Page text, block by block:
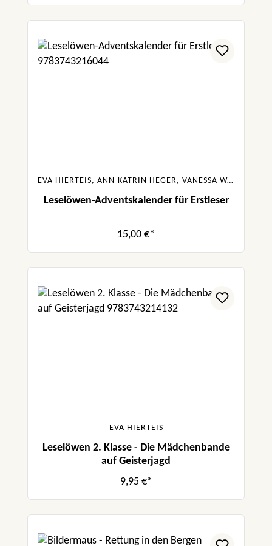
EVA HIERTEIS, ANN-KATRIN HEGER, VANESSA WALDER, ANNA TAUBE
Leselöwen-Adventskalender für Erstleser
15,00 €*
EVA HIERTEIS
Leselöwen 2. Klasse - Die Mädchenbande
auf Geisterjagd
9,95 €*